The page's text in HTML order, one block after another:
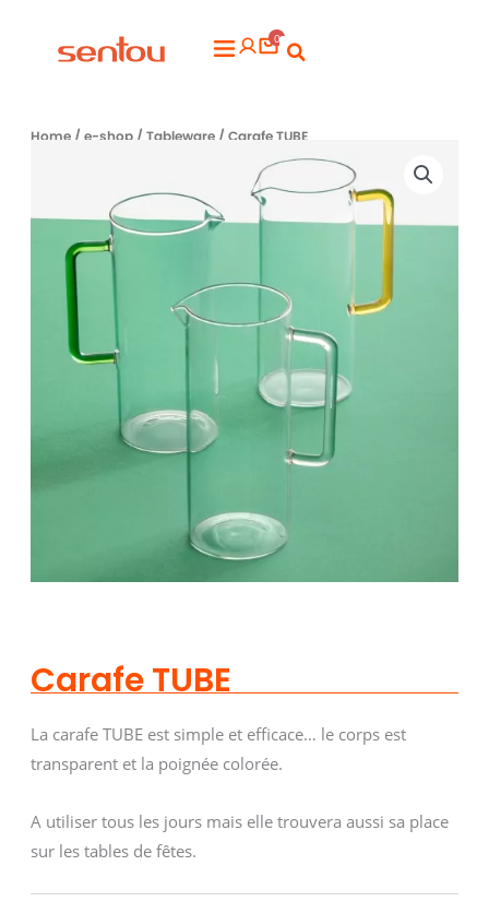
Flyout
0
Home/ e-shop/ Tableware/ Carafe TUBE
Carafe TUBE
La carafe TUBE est simple et efficace… le corps est
transparent et la poignée colorée.
A utiliser tous les jours mais elle trouvera aussi sa place
sur les tables de fêtes.